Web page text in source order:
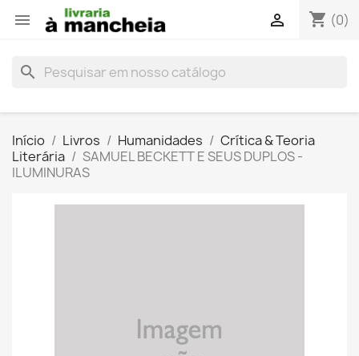
 shopping_cart (0)

search
Início Livros Humanidades
Crítica & Teoria
Literária
SAMUEL BECKETT E SEUS DUPLOS -
ILUMINURAS